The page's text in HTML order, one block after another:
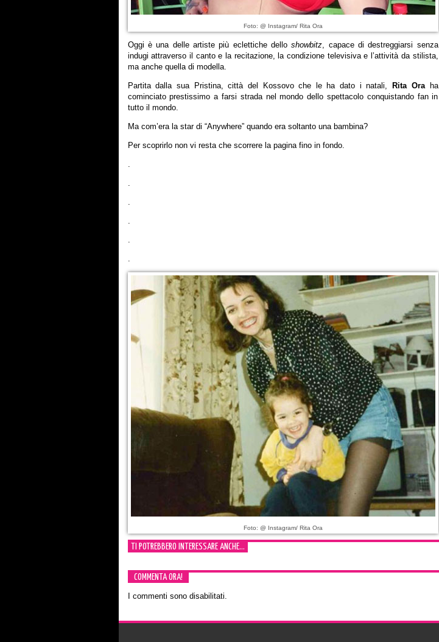
Foto: @ Instagram/ Rita Ora
Oggi è una delle artiste più eclettiche delloshowbitz, capace di destreggiarsi senza
indugi attraverso il canto e la recitazione, la condizione televisiva e l’attività da stilista,
ma anche quella di modella.
Partita dalla sua Pristina, città del Kossovo che le ha dato i natali, Rita Oraha
cominciato prestissimo a farsi strada nel mondo dello spettacolo conquistando fan in
tutto il mondo.
Ma com’era la star di “Anywhere” quando era soltanto una bambina?
Per scoprirlo non vi resta che scorrere la pagina fino in fondo.
.
.
.
.
.
.
Foto: @ Instagram/ Rita Ora
TI POTREBBERO INTERESSARE ANCHE...
COMMENTA ORA!
I commenti sono disabilitati.